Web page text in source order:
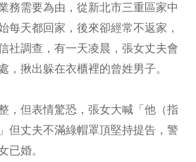
務需要為由，從新北市三重區家中
每天都回家，後來卻經常不返家，
社調查，有一天凌晨，張女丈夫會
，揪出躲在衣櫃裡的曾姓男子。
，但表情驚恐，張女大喊「他（指
但丈夫不滿綠帽罩頂堅持提告，警
已婚。